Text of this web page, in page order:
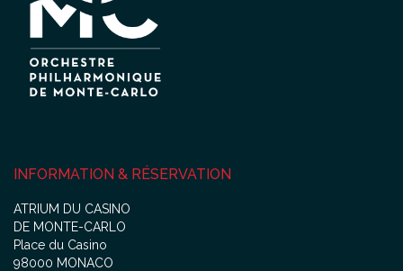
INFORMATION & RÉSERVATION
ATRIUM DU CASINO
DE MONTE-CARLO
Place du Casino
98000 MONACO